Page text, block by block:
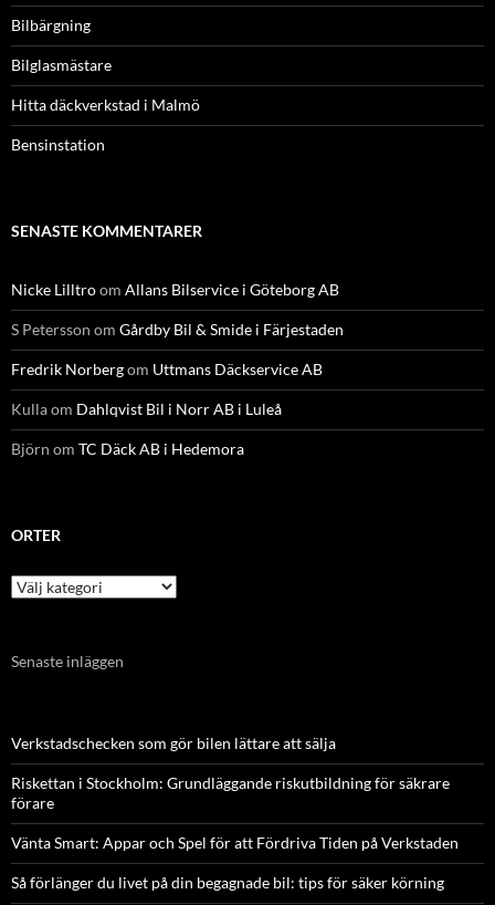
Bilbärgning
Bilglasmästare
Hitta däckverkstad i Malmö
Bensinstation
SENASTE KOMMENTARER
Nicke Lilltroom Allans Bilservice i Göteborg AB
S Petersson om Gårdby Bil & Smide i Färjestaden
Fredrik Norbergom Uttmans Däckservice AB
Kullaom Dahlqvist Bil i Norr AB i Luleå
Björn om TC Däck AB i Hedemora
ORTER
Orter
Senaste inläggen
Verkstadschecken som gör bilen lättare att sälja
Riskettan i Stockholm: Grundläggande riskutbildning för säkrare
förare
Vänta Smart: Appar och Spel för att Fördriva Tiden på Verkstaden
Så förlänger du livet på din begagnade bil: tips för säker körning